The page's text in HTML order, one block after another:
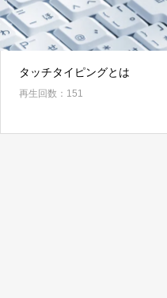
タッチタイピングとは
再生回数：151